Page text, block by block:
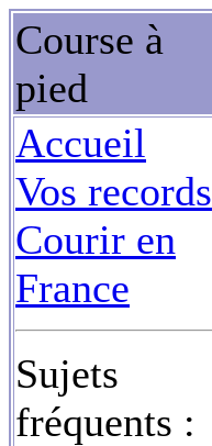
Course à
pied
Accueil
Vos records
Courir en
France
Sujets
fréquents :